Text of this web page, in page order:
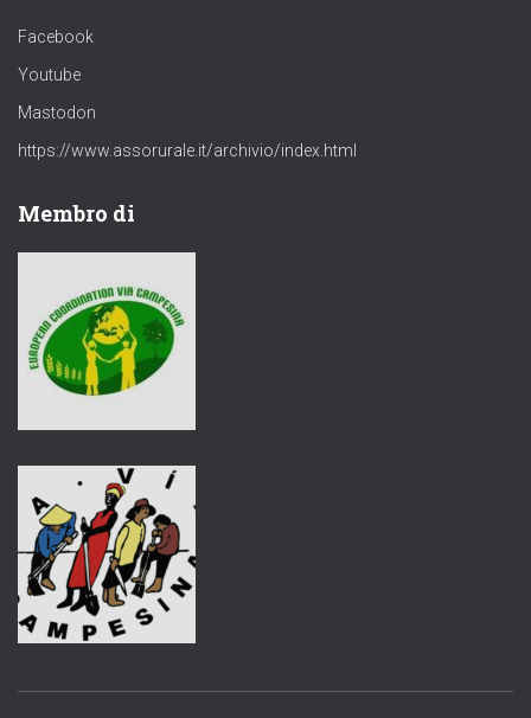
Facebook
Youtube
Mastodon
https://www.assorurale.it/archivio/index.html
Membro di